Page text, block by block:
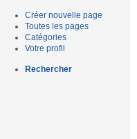
Créer nouvelle page
Toutes les pages
Catégories
Votre profil
Rechercher